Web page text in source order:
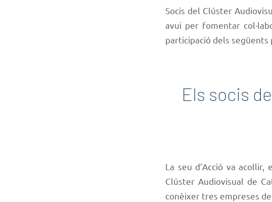
Socis del Clúster
avui per fomentar
participació dels
Els socis
La seu d’Acció va
Clúster Audiovisual de
conèixer tres empreses